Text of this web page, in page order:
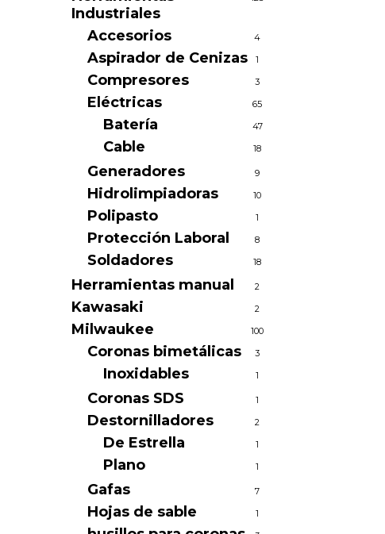
Industriales
Accesorios 4
Aspirador de Cenizas 1
Compresores 3
Eléctricas 65
Batería 47
Cable 18
Generadores 9
Hidrolimpiadoras 10
Polipasto 1
Protección Laboral 8
Soldadores 18
Herramientas manual 2
Kawasaki 2
Milwaukee 100
Coronas bimetálicas 3
Inoxidables 1
Coronas SDS 1
Destornilladores 2
De Estrella 1
Plano 1
Gafas 7
Hojas de sable 1